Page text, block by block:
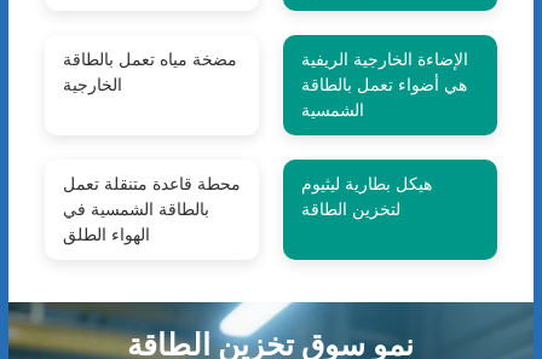
مضخة مياه تعمل بالطاقة
الخارجية
الإضاءة الخارجية الريفية
هي أضواء تعمل بالطاقة
الشمسية
محطة قاعدة متنقلة تعمل
بالطاقة الشمسية في
الهواء الطلق
هيكل بطارية ليثيوم
لتخزين الطاقة
نمو سوق تخزين الطاقة